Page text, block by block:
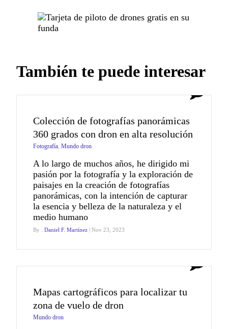
También te puede interesar
Colección de fotografías panorámicas
360 grados con dron en alta resolución
Fotografía, Mundo dron
A lo largo de muchos años, he dirigido mi
pasión por la fotografía y la exploración de
paisajes en la creación de fotografías
panorámicas, con la intención de capturar
la esencia y belleza de la naturaleza y el
medio humano
By : Daniel F. Martínez | Nov 23, 2023
Mapas cartográficos para localizar tu
zona de vuelo de dron
Mundo dron